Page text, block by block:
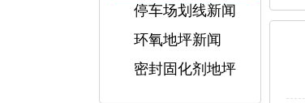
郑州耐磨地坪
停车场划线新闻
环氧地坪新闻
密封固化剂地坪